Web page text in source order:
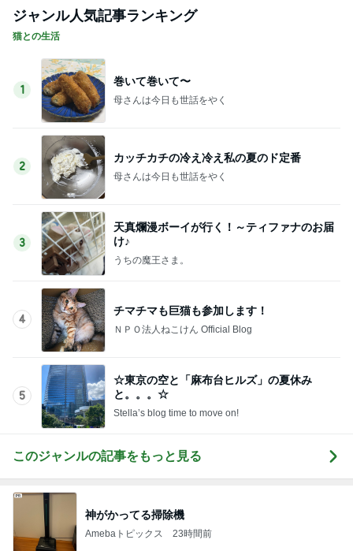
ジャンル人気記事ランキング
猫との生活
1
巻いて巻いて〜
母さんは今日も世話をやく
2
カッチカチの冷え冷え私の夏のド定番
母さんは今日も世話をやく
3
天真爛漫ボーイが行く！～ティファナのお届
け♪
うちの魔王さま。
4
チマチマも巨猫も参加します！
ＮＰＯ法人ねこけん Official Blog
5
☆東京の空と「麻布台ヒルズ」の夏休み
と。。。☆
Stella’s blog time to move on!
このジャンルの記事をもっと見る
神がかってる掃除機
Amebaトピックス 23時間前